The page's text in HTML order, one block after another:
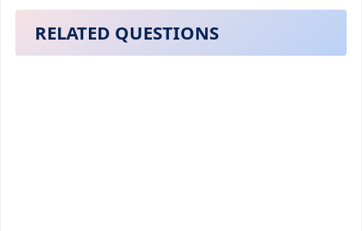
RELATED QUESTIONS